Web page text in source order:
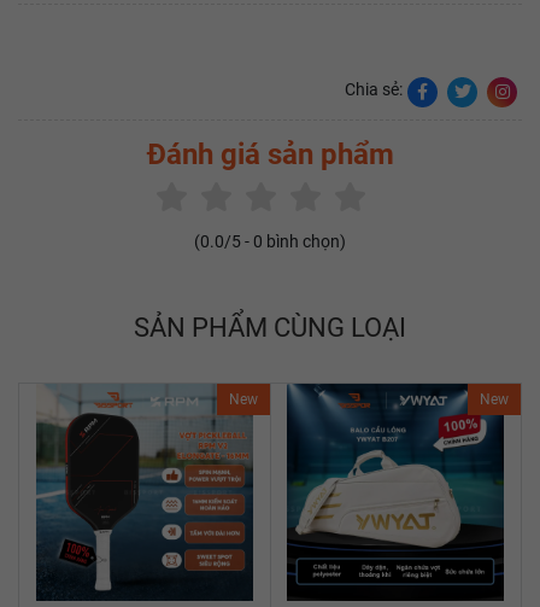
Chia sẻ:
Đánh giá sản phẩm
(0.0/5 - 0 bình chọn)
SẢN PHẨM CÙNG LOẠI
New New